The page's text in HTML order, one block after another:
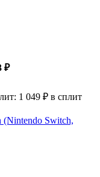
₽
1 049 ₽ в сплит
(Nintendo Switch,